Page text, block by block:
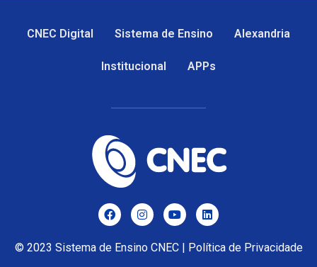
CNEC Digital Sistema de Ensino Alexandria
Institucional APPs
© 2023 Sistema de Ensino CNEC| Política de Privacidade